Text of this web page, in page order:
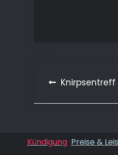
Knirpsentreff
Kündigung Preise &